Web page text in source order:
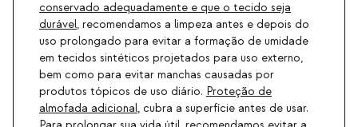
conservado adequadamente e que o tecido seja
durável, recomendamos a limpeza antes e depois do
uso prolongado para evitar a formação de umidade
em tecidos sintéticos projetados para uso externo,
bem como para evitar manchas causadas por
produtos tópicos de uso diário. Proteção de
almofada adicional, cubra a superfície antes de usar.